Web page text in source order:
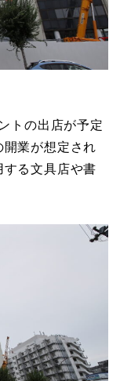
トの出店が予定
開業が想定され
る文具店や書